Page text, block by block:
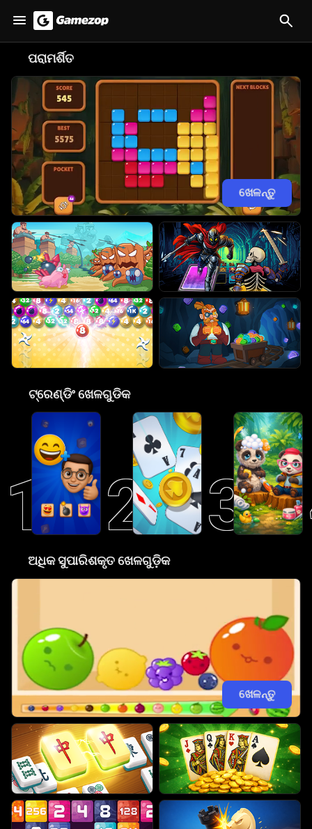
ପରାମର୍ଶିତ
ଖେଳନ୍ତୁ
ଟ୍ରେଣ୍ଡିଂ ଖେଳଗୁଡିକ
1 2 3
ଅଧିକ ସୁପାରିଶକୃତ ଖେଳଗୁଡ଼ିକ
ଖେଳନ୍ତୁ